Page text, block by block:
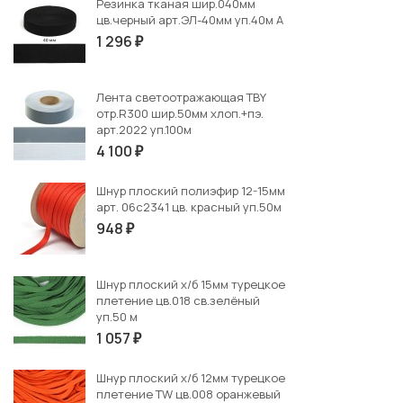
Резинка тканая шир.040мм
цв.черный арт.ЭЛ-40мм уп.40м А
1 296 ₽
Лента светоотражающая TBY
отр.R300 шир.50мм хлоп.+пэ.
арт.2022 уп.100м
4 100 ₽
Шнур плоский полиэфир 12-15мм
арт. 06с2341 цв. красный уп.50м
948 ₽
Шнур плоский х/б 15мм турецкое
плетение цв.018 св.зелёный
уп.50 м
1 057 ₽
Шнур плоский х/б 12мм турецкое
плетение TW цв.008 оранжевый